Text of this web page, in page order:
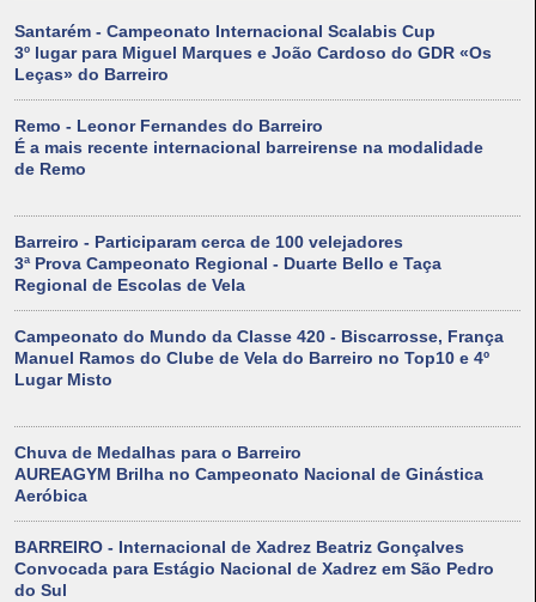
Santarém - Campeonato Internacional Scalabis Cup
3º lugar para Miguel Marques e João Cardoso do GDR «Os
Leças» do Barreiro
Remo - Leonor Fernandes do Barreiro
É a mais recente internacional barreirense na modalidade
de Remo
Barreiro - Participaram cerca de 100 velejadores
3ª Prova Campeonato Regional - Duarte Bello e Taça
Regional de Escolas de Vela
Campeonato do Mundo da Classe 420 - Biscarrosse, França
Manuel Ramos do Clube de Vela do Barreiro no Top10 e 4º
Lugar Misto
Chuva de Medalhas para o Barreiro
AUREAGYM Brilha no Campeonato Nacional de Ginástica
Aeróbica
BARREIRO - Internacional de Xadrez Beatriz Gonçalves
Convocada para Estágio Nacional de Xadrez em São Pedro
do Sul